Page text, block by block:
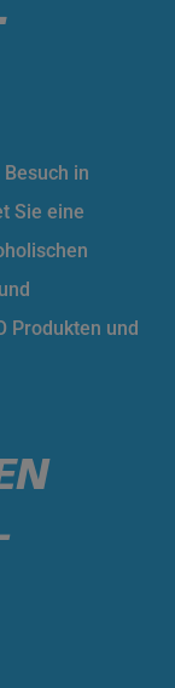
in
Sie eine
Produkten und